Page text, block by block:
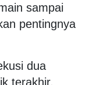
sampai
pentingnya
dua
terakhir,